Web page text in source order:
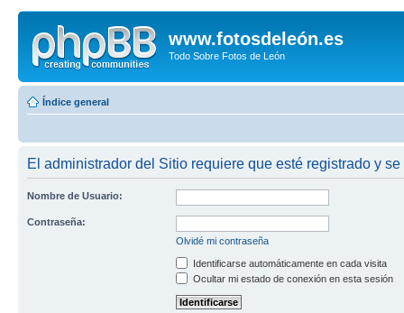
www.fotosdeleón.es
Todo Sobre Fotos de León
Índice general
El administrador del Sitio requiere que esté registrado y
Nombre de Usuario:
Contraseña:
Olvidé mi contraseña
Identificarse automáticamente en cada visita
Ocultar mi estado de conexión en esta sesión